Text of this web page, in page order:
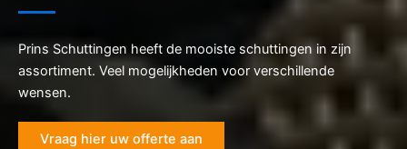
Prins Schuttingen heeft de mooiste schuttingen in zijn
assortiment. Veel mogelijkheden voor verschillende
wensen.
Vraag hier uw offerte aan